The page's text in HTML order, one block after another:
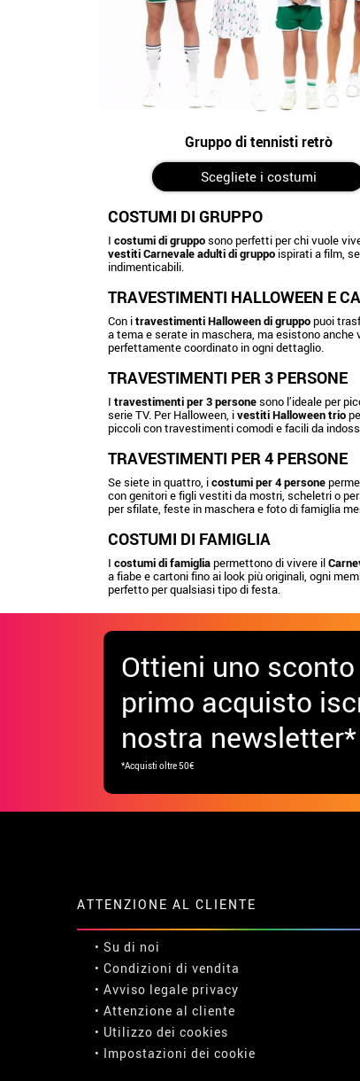
Gruppo di tennisti retrò
Scegliete i costumi
COSTUMI DI GRUPPO
I costumi di grupposono perfetti per chi vuole
vestiti Carnevale adulti di gruppo ispirati a film,
indimenticabili.
TRAVESTIMENTI HALLOWEEN E
Con itravestimenti Halloween di gruppopuoi
a tema e serate in maschera, ma esistono
perfettamente coordinato in ogni dettaglio.
TRAVESTIMENTI PER 3 PERSONE
I travestimenti per 3 personesono l’ideale per
serie TV. Per Halloween, ivestiti Halloween trio
piccoli con travestimenti comodi e facili da
TRAVESTIMENTI PER 4 PERSONE
Se siete in quattro, icostumi per 4 persone
con genitori e figli vestiti da mostri, scheletri o
per sfilate, feste in maschera e foto di famiglia
COSTUMI DI FAMIGLIA
I costumi di famigliapermettono di vivere il
a fiabe e cartoni fino ai look più originali, ogni
perfetto per qualsiasi tipo di festa.
Ottieni uno
primo acquisto
nostra newsletter*
*Acquisti oltre 50€
ATTENZIONE AL CLIENTE
• Su di noi
• Condizioni di vendita
• Avviso legale privacy
• Attenzione al cliente
• Utilizzo dei cookies
• Impostazioni dei cookie